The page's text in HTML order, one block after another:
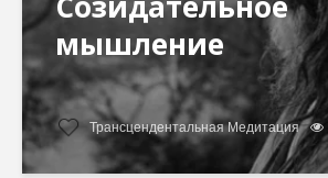
мышление
Трансцендентальная Медитация